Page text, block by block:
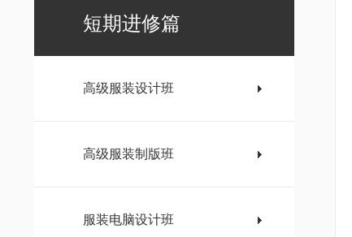
短期进修篇
高级服装设计班
高级服装制版班
服装电脑设计班